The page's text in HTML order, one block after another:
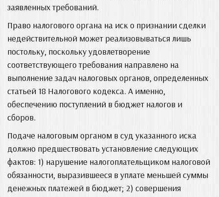
заявленных требований.
Право налогового органа на иск о признании сделки
недействительной может реализовываться лишь
постольку, поскольку удовлетворение
соответствующего требования направлено на
выполнение задач налоговых органов, определенных
статьей 18 Налогового кодекса. А именно,
обеспечению поступлений в бюджет налогов и
сборов.
Подаче налоговым органом в суд указанного иска
должно предшествовать установление следующих
фактов: 1) нарушение налогоплательщиком налоговой
обязанности, выразившееся в уплате меньшей суммы
денежных платежей в бюджет; 2) совершения